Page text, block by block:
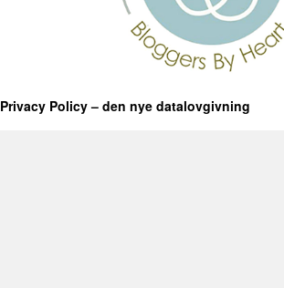
Privacy Policy – den nye datalovgivning